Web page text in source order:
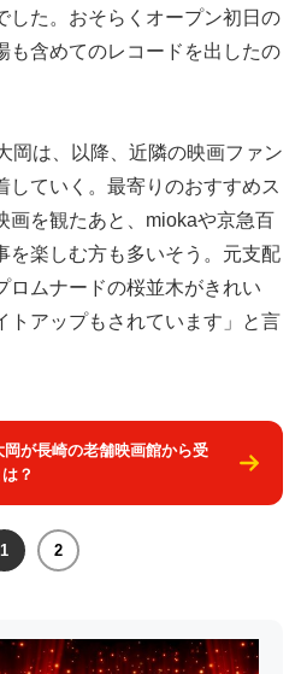
した。おそらくオープン初日の
も含めてのレコードを出したの
岡は、以降、近隣の映画ファン
していく。最寄りのおすすめス
画を観たあと、miokaや京急百
を楽しむ方も多いそう。元支配
ロムナードの桜並木がきれい
トアップもされています」と言
が長崎の老舗映画館から受
？
1 2